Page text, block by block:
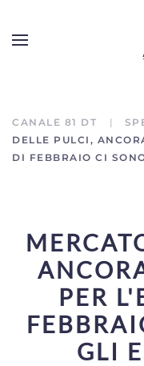
CANALE 81 DT
DELLE PULCI,
DI FEBBRAIO CI
PER
GLI